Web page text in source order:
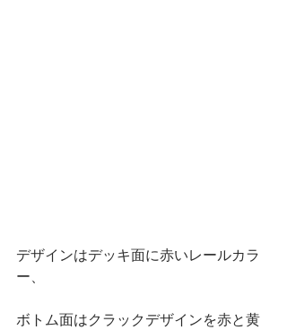
デザインはデッキ面に赤いレールカラ
ー、
ボトム面はクラックデザインを赤と黄